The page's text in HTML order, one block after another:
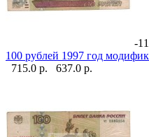
-
100 рублей 1997 год
715.0 р.
637.0 р.